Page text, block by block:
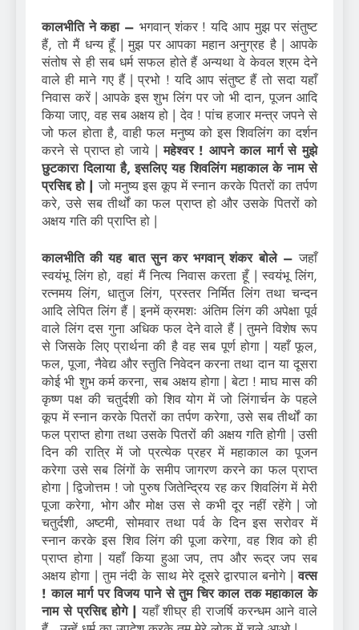
कालभीति ने कहा – भगवान् शंकर ! यदि आप मुझ पर संतुष्ट
हैं, तो मैं धन्य हूँ | मुझ पर आपका महान अनुग्रह है | आपके
संतोष से ही सब धर्म सफल होते हैं अन्यथा वे केवल श्रम देने
वाले ही माने गए हैं | प्रभो ! यदि आप संतुष्ट हैं तो सदा यहाँ
निवास करें | आपके इस शुभ लिंग पर जो भी दान, पूजन आदि
किया जाए, वह सब अक्षय हो | देव ! पांच हजार मन्त्र जपने से
जो फल होता है, वाही फल मनुष्य को इस शिवलिंग का दर्शन
करने से प्राप्त हो जाये | महेश्वर ! आपने काल मार्ग से मुझे
छुटकारा दिलाया है, इसलिए यह शिवलिंग महाकाल के नाम से
प्रसिद्द हो | जो मनुष्य इस कूप में स्नान करके पितरों का तर्पण
करे, उसे सब तीर्थों का फल प्राप्त हो और उसके पितरों को
अक्षय गति की प्राप्ति हो |
कालभीति की यह बात सुन कर भगवान् शंकर बोले – जहाँ
स्वयंभू लिंग हो, वहां मैं नित्य निवास करता हूँ | स्वयंभू लिंग,
रत्नमय लिंग, धातुज लिंग, प्रस्तर निर्मित लिंग तथा चन्दन
आदि लेपित लिंग हैं | इनमें क्रमशः अंतिम लिंग की अपेक्षा पूर्व
वाले लिंग दस गुना अधिक फल देने वाले हैं | तुमने विशेष रूप
से जिसके लिए प्रार्थना की है वह सब पूर्ण होगा | यहाँ फूल,
फल, पूजा, नैवेद्य और स्तुति निवेदन करना तथा दान या दूसरा
कोई भी शुभ कर्म करना, सब अक्षय होगा | बेटा ! माघ मास की
कृष्ण पक्ष की चतुर्दशी को शिव योग में जो लिंगार्चन के पहले
कूप में स्नान करके पितरों का तर्पण करेगा, उसे सब तीर्थों का
फल प्राप्त होगा तथा उसके पितरों की अक्षय गति होगी | उसी
दिन की रात्रि में जो प्रत्येक प्रहर में महाकाल का पूजन
करेगा उसे सब लिंगों के समीप जागरण करने का फल प्राप्त
होगा | द्विजोत्तम ! जो पुरुष जितेन्द्रिय रह कर शिवलिंग में मेरी
पूजा करेगा, भोग और मोक्ष उस से कभी दूर नहीं रहेंगे | जो
चतुर्दशी, अष्टमी, सोमवार तथा पर्व के दिन इस सरोवर में
स्नान करके इस शिव लिंग की पूजा करेगा, वह शिव को ही
प्राप्त होगा | यहाँ किया हुआ जप, तप और रूद्र जप सब
अक्षय होगा | तुम नंदी के साथ मेरे दूसरे द्वारपाल बनोगे |वत्स
! काल मार्ग पर विजय पाने से तुम चिर काल तक महाकाल के
नाम से प्रसिद्द होगे | यहाँ शीघ्र ही राजर्षि करन्धम आने वाले